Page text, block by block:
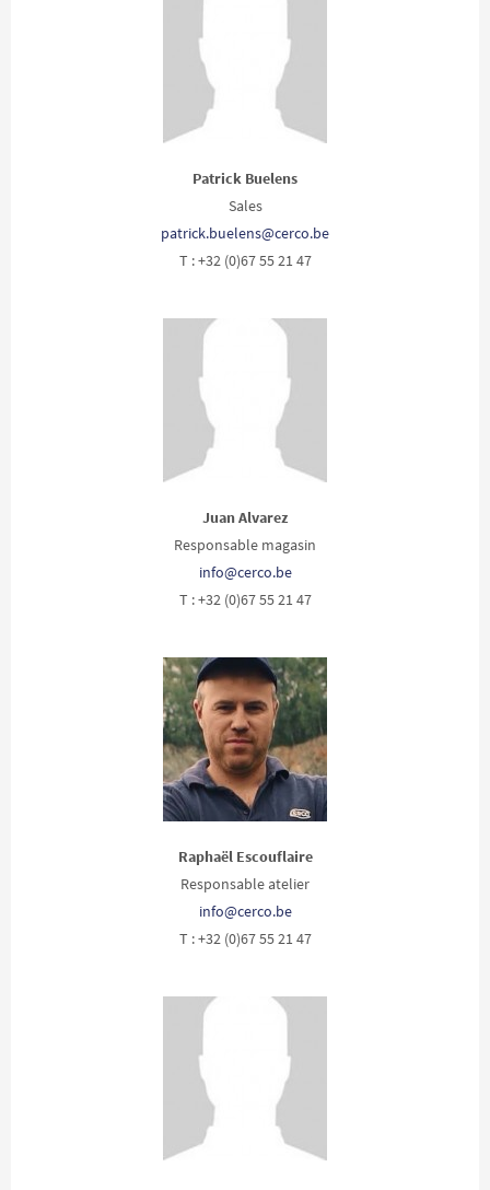
Patrick Buelens
Sales
patrick.buelens@cerco.be
T : +32 (0)67 55 21 47
Juan Alvarez
Responsable magasin
info@cerco.be
T : +32 (0)67 55 21 47
Raphaël Escouflaire
Responsable atelier
info@cerco.be
T : +32 (0)67 55 21 47